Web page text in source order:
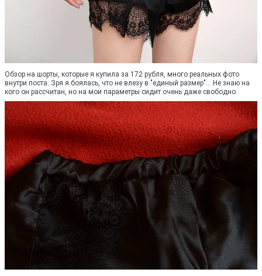
Обзор на шорты, которые я купила за 172 рубля, много реальных фото
внутри поста. Зря я боялась, что не влезу в "единый размер"... Не знаю на
кого он рассчитан, но на мои параметры сидит очень даже свободно.